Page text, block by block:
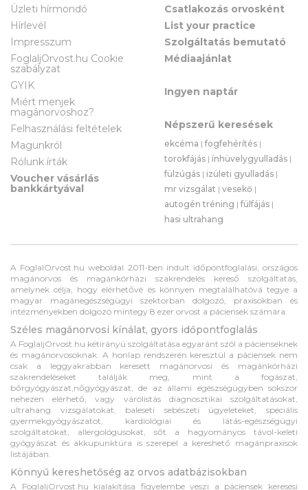
Üzleti hírmondó
Hírlevél
Impresszum
FoglaljOrvost.hu Cookie
szabályzat
GYIK
Miért menjek
magánorvoshoz?
Felhasználási feltételek
Magunkról
Rólunk írták
Voucher vásárlás
bankkártyával
Csatlakozás orvosként
List your practice
Szolgáltatás bemutató
Médiaajánlat
Ingyen naptár
Népszerű keresések
ekcéma |fogfehérítés |
torokfájás | ínhüvelygyulladás |
fülzúgás | izületi gyulladás |
mr vizsgálat | vesekő |
autogén tréning |fülfájás |
hasi ultrahang
A FoglalOrvost.hu weboldal 2011-ben indult időpontfoglalási, országos
magánorvos és magánkórházi szakrendelés kereső szolgáltatás,
amelynek célja, hogy elérhetővé és könnyen megtalálhatóvá tegye a
magyar magánegészségügyi szektorban dolgozó, praxisokban és
intézményekben dolgozó mintegy 8 ezer orvost a páciensek számára.
Széles magánorvosi kínálat, gyors időpontfoglalás
A FoglaljOrvost.hu kétirányú szolgáltatása egyaránt szól a pácienseknek
és magánorvosoknak. A honlap rendszerén keresztül a páciensek nem
csak a leggyakrabban keresett magánorvosi és magánkórházi
szakrendeléseket találják meg, mint a fogászat,
bőrgyógyászat,nőgyógyászat, de az állami egészségügyben sokszor
nehezen elérhető, vagy várólistás diagnosztikai szolgáltatásokat,
ultrahang vizsgálatokat, baleseti sebészeti ügyeleteket, speciális
gyermekgyógyászatot, kardiológiai és látás-egészségügyi
szolgáltatókat, allergológusokat, sőt a hagyományos távol-keleti
gyógyászat és akkupunktúra is szerepel a kereshető magánpraxisok
listájában.
Könnyű kereshetőség az orvos adatbázisokban
A FoglaljOrvost.hu kialakítása figyelembe veszi a páciensek keresési